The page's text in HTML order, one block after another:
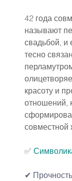
42 года
называют
свадьбой, и
тесно
красоту и
отношений,
совместной
✅
✔